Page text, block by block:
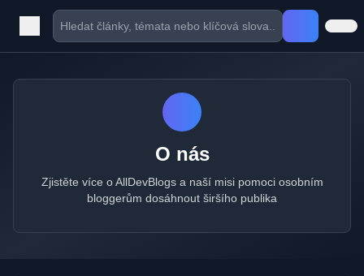
O nás
Zjistěte více o AllDevBlogs a naší misi pomoci osobním
bloggerům dosáhnout širšího publika